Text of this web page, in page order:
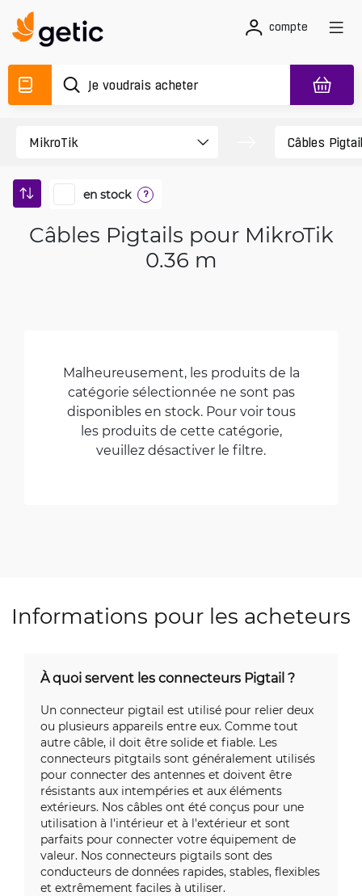
compte
en stock ?
Câbles Pigtails pour MikroTik
0.36 m
Malheureusement, les produits de la
catégorie sélectionnée ne sont pas
disponibles en stock. Pour voir tous
les produits de cette catégorie,
veuillez désactiver le filtre.
Informations pour les acheteurs
À quoi servent les connecteurs Pigtail ?
Un connecteur pigtail est utilisé pour relier deux
ou plusieurs appareils entre eux. Comme tout
autre câble, il doit être solide et fiable. Les
connecteurs pitgtails sont généralement utilisés
pour connecter des antennes et doivent être
résistants aux intempéries et aux éléments
extérieurs. Nos câbles ont été conçus pour une
utilisation à l'intérieur et à l'extérieur et sont
parfaits pour connecter votre équipement de
valeur. Nos connecteurs pigtails sont des
conducteurs de données rapides, stables, flexibles
et extrêmement faciles à utiliser.